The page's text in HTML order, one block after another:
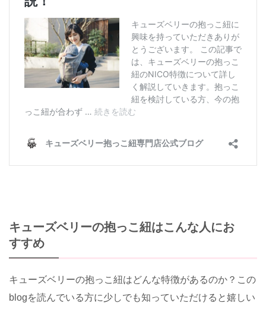
キューズベリーの抱っこ紐はこんな人にお
すすめ
キューズベリーの抱っこ紐はどんな特徴があるのか？この
blogを読んでいる方に少しでも知っていただけると嬉しい